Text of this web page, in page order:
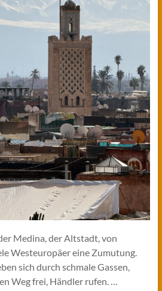
Medina, der Altstadt, von
Westeuropäer eine Zumutung.
sich durch schmale Gassen,
Weg frei, Händler rufen. …